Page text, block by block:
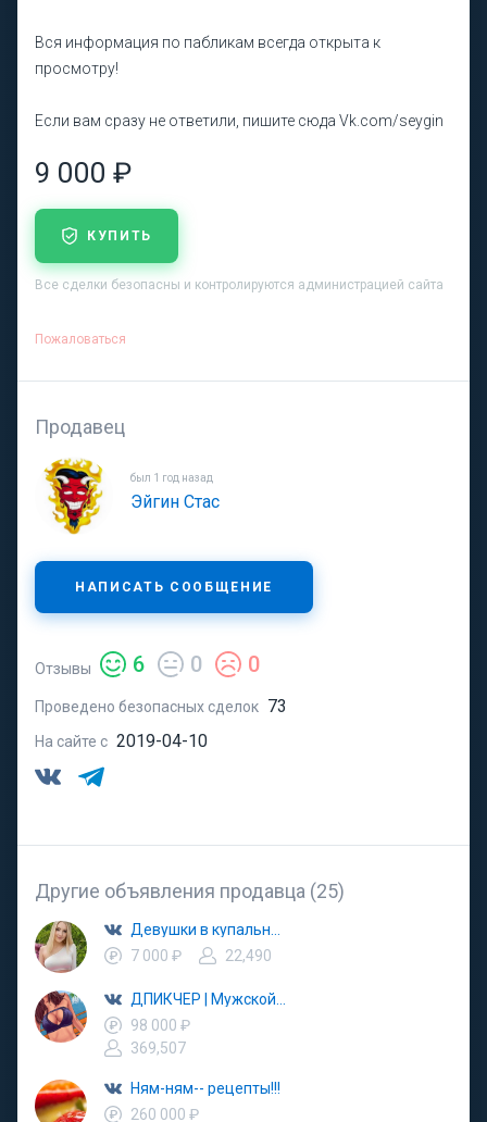
Вся информация по пабликам всегда открыта к
просмотру!
Если вам сразу не ответили, пишите сюда Vk.com/seygin
9 000 ₽
КУПИТЬ
Все сделки безопасны и контролируются администрацией сайта
Пожаловаться
Продавец
был 1 год назад
Эйгин Стас
НАПИСАТЬ СООБЩЕНИЕ
Отзывы 6 0 0
Проведено безопасных сделок 73
На сайте с 2019-04-10
Другие объявления продавца (25)
7 000 ₽
22,490
98 000 ₽
369,507
Ням-ням-- рецепты!!!
260 000 ₽